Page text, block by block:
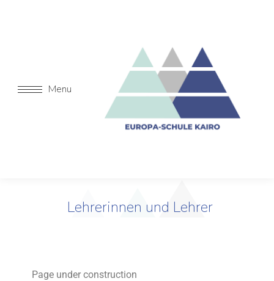
Menu
Lehrerinnen und Lehrer
Page under construction